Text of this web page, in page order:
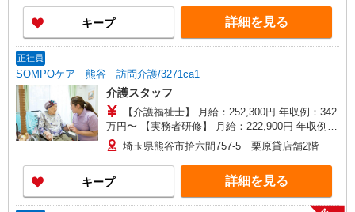
（ヘルパー1級・2級）】 時給1,520円 ◎週20時間
以上勤務（社保加入者）の場合は時給1,570円 ＊
早朝夜間（〜8:00、18:00〜）：時給1,900円〜 ＊
が同時給 ◎キャンセル手当：職務時給の60％支給
キープ 詳細を見る
正社員
SOMPOケア 熊谷 訪問介護/3271ca1
介護スタッフ
【介護福祉士】 月給：252,300円 年収例：342
万円〜 【実務者研修】 月給：222,900円 年収例：
304万円〜 【初任者研修】 月給：217,500円 年収
例：298万円〜 ※職務手当、働きがい向上手当、
日祝手当（月平均2回分）等、毎月平均的に支払わ
れる手当を含みます。 ※介護福祉士のみ、特別職
務手当も含む ◎残業時は別途時間外手当支給（超
埼玉県熊谷市拾六間757-5 栗原貸店舗2階
キープ 詳細を見る